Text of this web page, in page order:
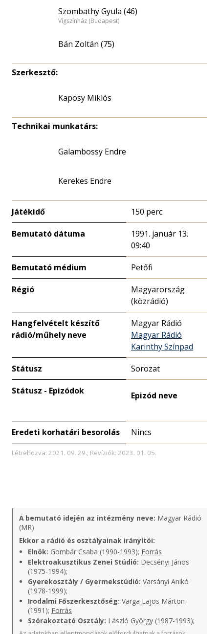
Szombathy Gyula (46)
Vígszínház (Budapest)
Bán Zoltán (75)
Szerkesztő:
Kaposy Miklós
Technikai munkatárs:
Galambossy Endre
Kerekes Endre
Játékidő 150 perc
Bemutató dátuma
1991. január 13.
09:40
Bemutató médium Petőfi
Régió
Magyarország
(közrádió)
Hangfelvételt készítő
rádió/műhely neve
Magyar Rádió
Magyar Rádió
Karinthy Színpad
Státusz Sorozat
Státusz - Epizódok Epizód neve
Eredeti korhatári besorolás Nincs
Létrehozva: 2021. 09. 29.; Revíziók: 2023. 01. 05.
A bemutató idején az intézmény neve: Magyar Rádió
(MR)
Ekkor a rádió és osztályainak irányítói:
Elnök: Gombár Csaba (1990-1993); Forrás
Elektroakusztikus Zenei Stúdió: Decsényi János
(1975-1994);
Gyerekosztály / Gyermekstúdió: Varsányi Anikó
(1978-1999);
Irodalmi Főszerkesztőség: Varga Lajos Márton
(1991); Forrás
Szórakoztató Osztály: László György (1987-1993);